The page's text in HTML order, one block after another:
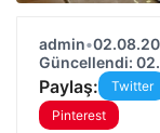
admin•
Güncellendi:
Paylaş: Twitter
Pinterest